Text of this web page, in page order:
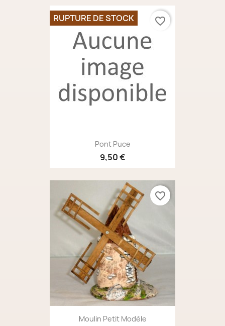
Pont Puce
9,50 €
RUPTURE DE STOCK favorite_border
Moulin Petit Modèle
favorite_border